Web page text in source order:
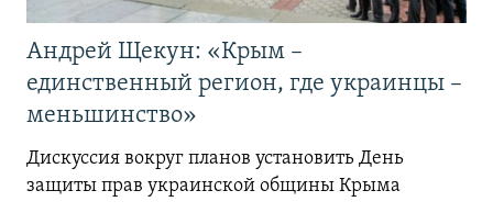
Андрей Щекун: «Крым –
единственный регион, где украинцы –
меньшинство»
Дискуссия вокруг планов установить День
защиты прав украинской общины Крыма